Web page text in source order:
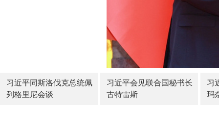
习近平同斯洛伐克总统佩
列格里尼会谈
习近平会见联合国秘书长
古特雷斯
习
玛